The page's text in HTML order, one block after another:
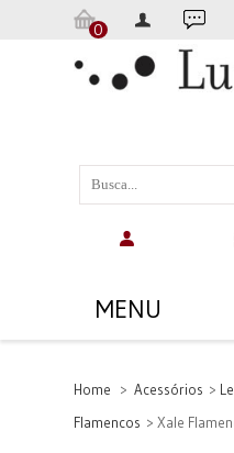
0
(vazio)
MENU
Home > Acessórios >
Flamencos > Xale